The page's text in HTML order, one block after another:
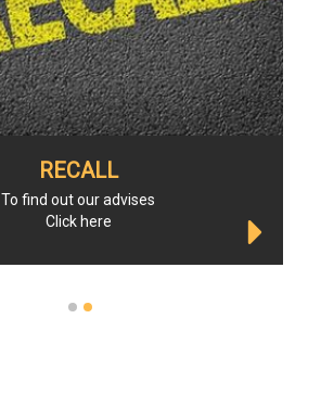
RECALL
To find out our advises
Click here
1 2